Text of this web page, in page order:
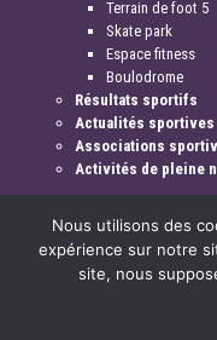
Terrain de foot 5
Skate park
Espace fitness
Boulodrome
Résultats sportifs
Actualités sportives
Associations
Activités de pleine
Nous utilisons des
expérience sur notre
site, nous